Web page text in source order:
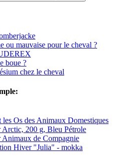
ou mauvaise pour le cheval ?
boue ?
chez le cheval
les Os des Animaux Domestiques
200 g, Bleu Pétrole
de Compagnie
Hiver "Julia" - mokka